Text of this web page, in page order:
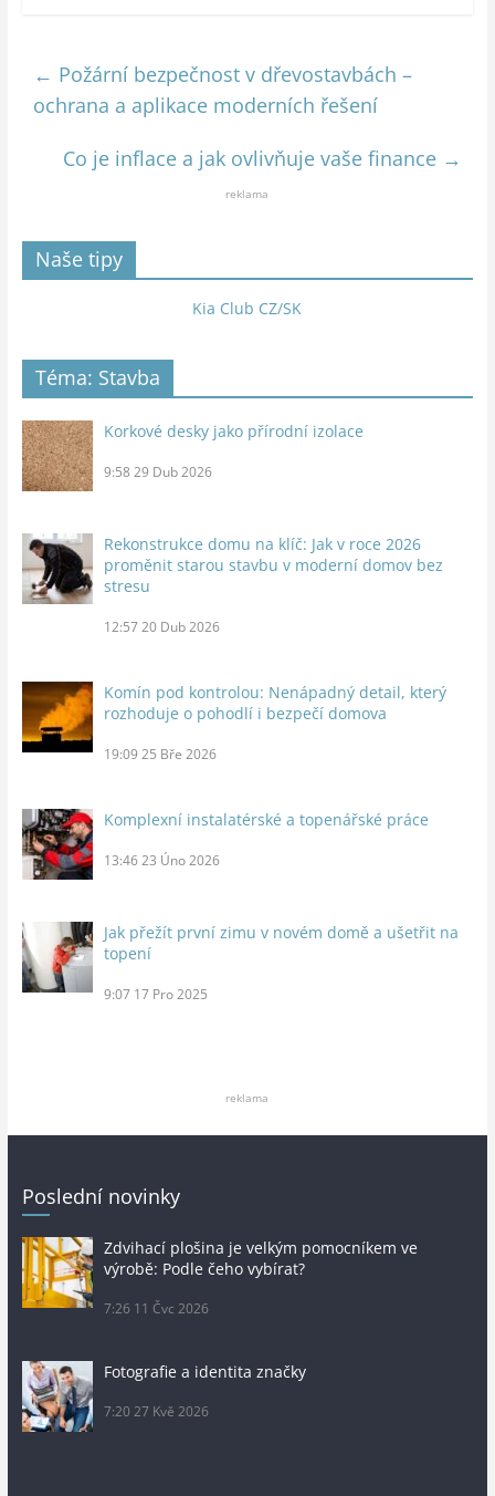
← Požární bezpečnost v dřevostavbách –
ochrana a aplikace moderních řešení
Co je inflace a jak ovlivňuje vaše finance →
reklama
Naše tipy
Kia Club CZ/SK
Téma: Stavba
Korkové desky jako přírodní izolace
9:58 29 Dub 2026
Rekonstrukce domu na klíč: Jak v roce 2026
proměnit starou stavbu v moderní domov bez
stresu
12:57 20 Dub 2026
Komín pod kontrolou: Nenápadný detail, který
rozhoduje o pohodlí i bezpečí domova
19:09 25 Bře 2026
Komplexní instalatérské a topenářské práce
13:46 23 Úno 2026
Jak přežít první zimu v novém domě a ušetřit na
topení
9:07 17 Pro 2025
reklama
Poslední novinky
Zdvihací plošina je velkým pomocníkem ve
výrobě: Podle čeho vybírat?
7:26 11 Čvc 2026
Fotografie a identita značky
7:20 27 Kvě 2026